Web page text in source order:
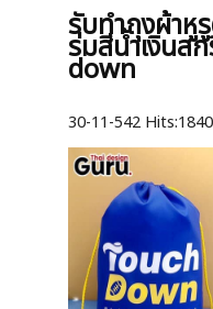
รับทำถุงผ้าหู
ร่มสีน้ำเงินส
down
30-11-542 Hits: